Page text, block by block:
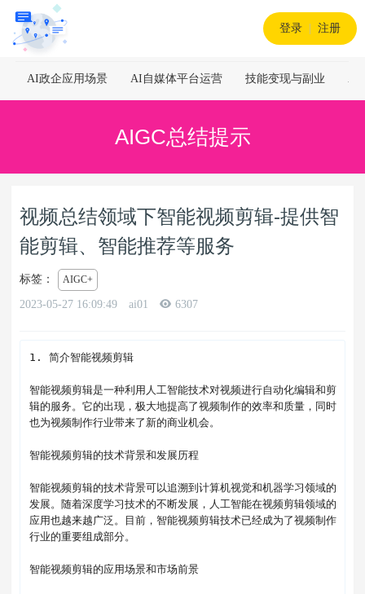
登录 注册
AI政企应用场景 AI自媒体平台运营 技能变现与副业
AIGC总结提示
视频总结领域下智能视频剪辑-提供智
能剪辑、智能推荐等服务
标签： AIGC+
2023-05-27 16:09:49 ai01 6307
1. 简介智能视频剪辑
智能视频剪辑是一种利用人工智能技术对视频进行自动化编辑和剪
辑的服务。它的出现，极大地提高了视频制作的效率和质量，同时
也为视频制作行业带来了新的商业机会。
智能视频剪辑的技术背景和发展历程
智能视频剪辑的技术背景可以追溯到计算机视觉和机器学习领域的
发展。随着深度学习技术的不断发展，人工智能在视频剪辑领域的
应用也越来越广泛。目前，智能视频剪辑技术已经成为了视频制作
行业的重要组成部分。
智能视频剪辑的应用场景和市场前景